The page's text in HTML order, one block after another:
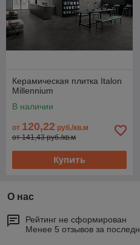
Керамическая плитка Italon
Millennium
В наличии
от 120,22 руб./кв.м
от 141,43 руб./кв.м
Купить
О нас
Рейтинг не сформирован
Менее 5 отзывов за